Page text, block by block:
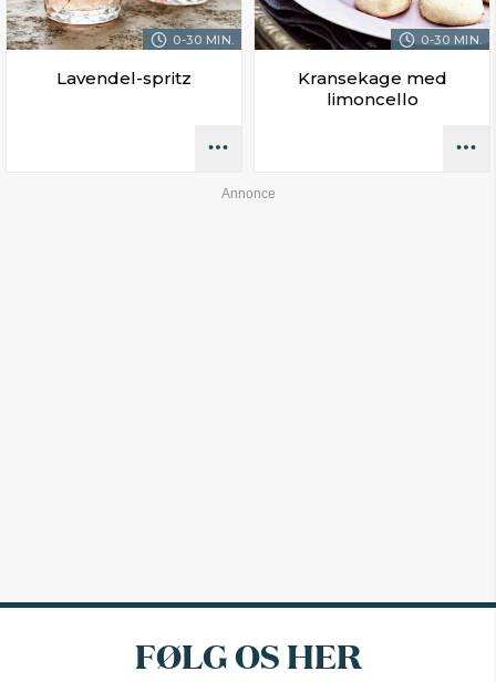
0-30 MIN.
Lavendel-spritz
0-30 MIN.
Kransekage med
limoncello
FØLG OS HER